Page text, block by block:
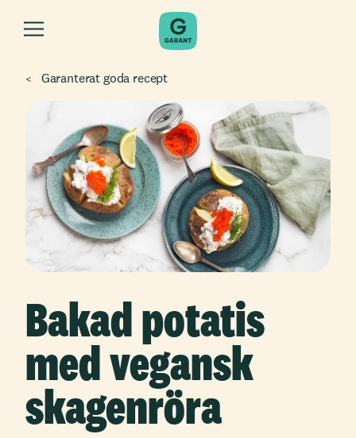
Garanterat goda recept
Bakad potatis
med vegansk
skagenröra